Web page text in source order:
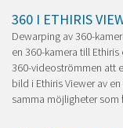
360 I ETHIRIS
Dewarping av 360-
en 360-kamera till
360-videoströmmen att
bild i Ethiris Viewer av
samma möjligheter som